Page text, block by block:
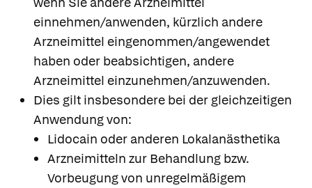
einnehmen/anwenden, kürzlich andere
Arzneimittel eingenommen/angewendet
haben oder beabsichtigen, andere
Arzneimittel einzunehmen/anzuwenden.
Dies gilt insbesondere bei der gleichzeitigen
Anwendung von:
Lidocain oder anderen Lokalanästhetika
Arzneimitteln zur Behandlung bzw.
Vorbeugung von unregelmäßigem